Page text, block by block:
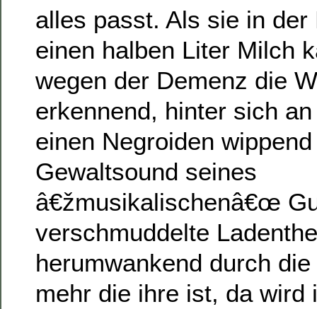
alles passt. Als sie in der
einen halben Liter Milch
wegen der Demenz die
erkennend, hinter sich
einen Negroiden
Gewaltsound seines
â€žmusikalischenâ€œ
verschmuddelte
herumwankend durch
mehr die ihre ist, da wird